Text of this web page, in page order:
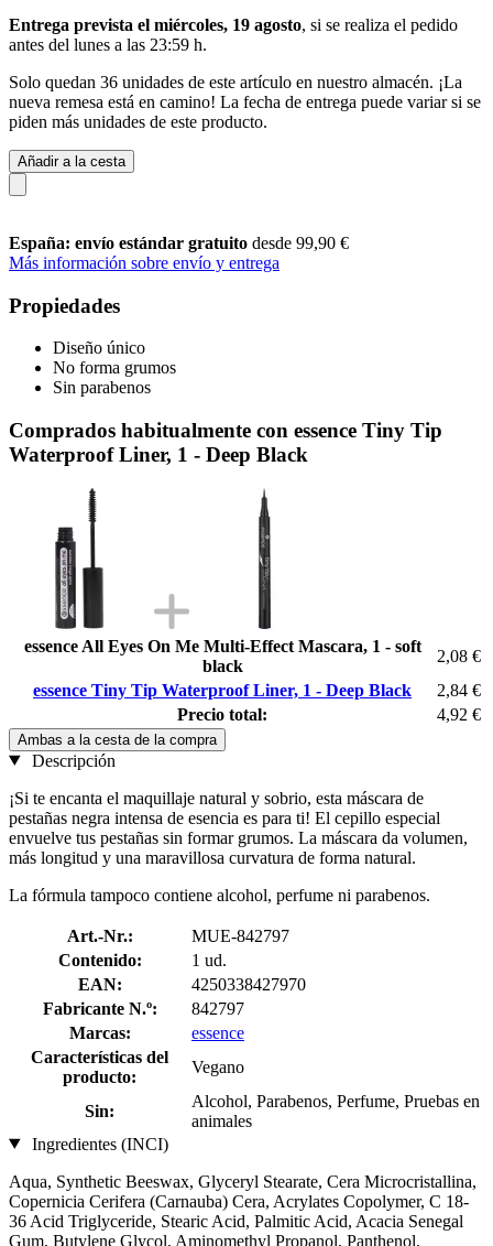
Entrega prevista el miércoles, 19 agosto, si se realiza el pedido
antes del lunes a las 23:59 h.
Solo quedan 36 unidades de este artículo en nuestro almacén. ¡La
nueva remesa está en camino! La fecha de entrega puede variar si se
piden más unidades de este producto.
Añadir a la cesta
España: envío estándar gratuito desde 99,90 €
Más información sobre envío y entrega
Propiedades
Diseño único
No forma grumos
Sin parabenos
Comprados habitualmente con essence Tiny Tip
Waterproof Liner, 1 - Deep Black
essence All Eyes On Me Multi-Effect Mascara, 1 - soft
black
2,08 €
essence Tiny Tip Waterproof Liner, 1 - Deep Black
2,84 €
Precio total:
4,92 €
Ambas a la cesta de la compra
Descripción
¡Si te encanta el maquillaje natural y sobrio, esta máscara de
pestañas negra intensa de esencia es para ti! El cepillo especial
envuelve tus pestañas sin formar grumos. La máscara da volumen,
más longitud y una maravillosa curvatura de forma natural.
La fórmula tampoco contiene alcohol, perfume ni parabenos.
Art.-Nr.:
MUE-842797
Contenido:
1 ud.
EAN:
4250338427970
Fabricante N.º:
842797
Marcas:
essence
Características del
producto:
Vegano
Sin:
Alcohol, Parabenos, Perfume, Pruebas en
animales
Ingredientes (INCI)
Aqua, Synthetic Beeswax, Glyceryl Stearate, Cera Microcristallina,
Copernicia Cerifera (Carnauba) Cera, Acrylates Copolymer, C 18-
36 Acid Triglyceride, Stearic Acid, Palmitic Acid, Acacia Senegal
Gum, Butylene Glycol, Aminomethyl Propanol, Panthenol,